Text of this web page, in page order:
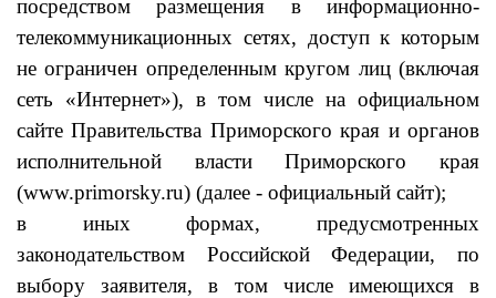
посредством размещения в информационно-
телекоммуникационных сетях, доступ к которым
не ограничен определенным кругом лиц (включая
сеть «Интернет»), в том числе на официальном
сайте Правительства Приморского края и органов
исполнительной власти Приморского края
(www.primorsky.ru) (далее - официальный сайт);
в иных формах, предусмотренных
законодательством Российской Федерации, по
выбору заявителя, в том числе имеющихся в